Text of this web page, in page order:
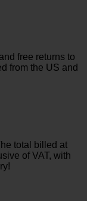
free returns to
from the US and
total billed at
of VAT, with